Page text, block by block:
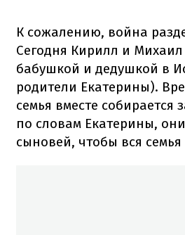
К сожалению, война
Сегодня Кирилл и
бабушкой и дедушкой в
родители Екатерины).
семья вместе собирается
по словам Екатерины, они
сыновей, чтобы вся